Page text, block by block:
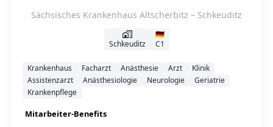
Sächsisches Krankenhaus Altscherbitz – Schkeuditz
Schkeuditz
🇩🇪
C1
Krankenhaus Facharzt Anästhesie Arzt
Klinik
Assistenzarzt
Anästhesiologie Neurologie
Geriatrie
Krankenpflege
Mitarbeiter-Benefits